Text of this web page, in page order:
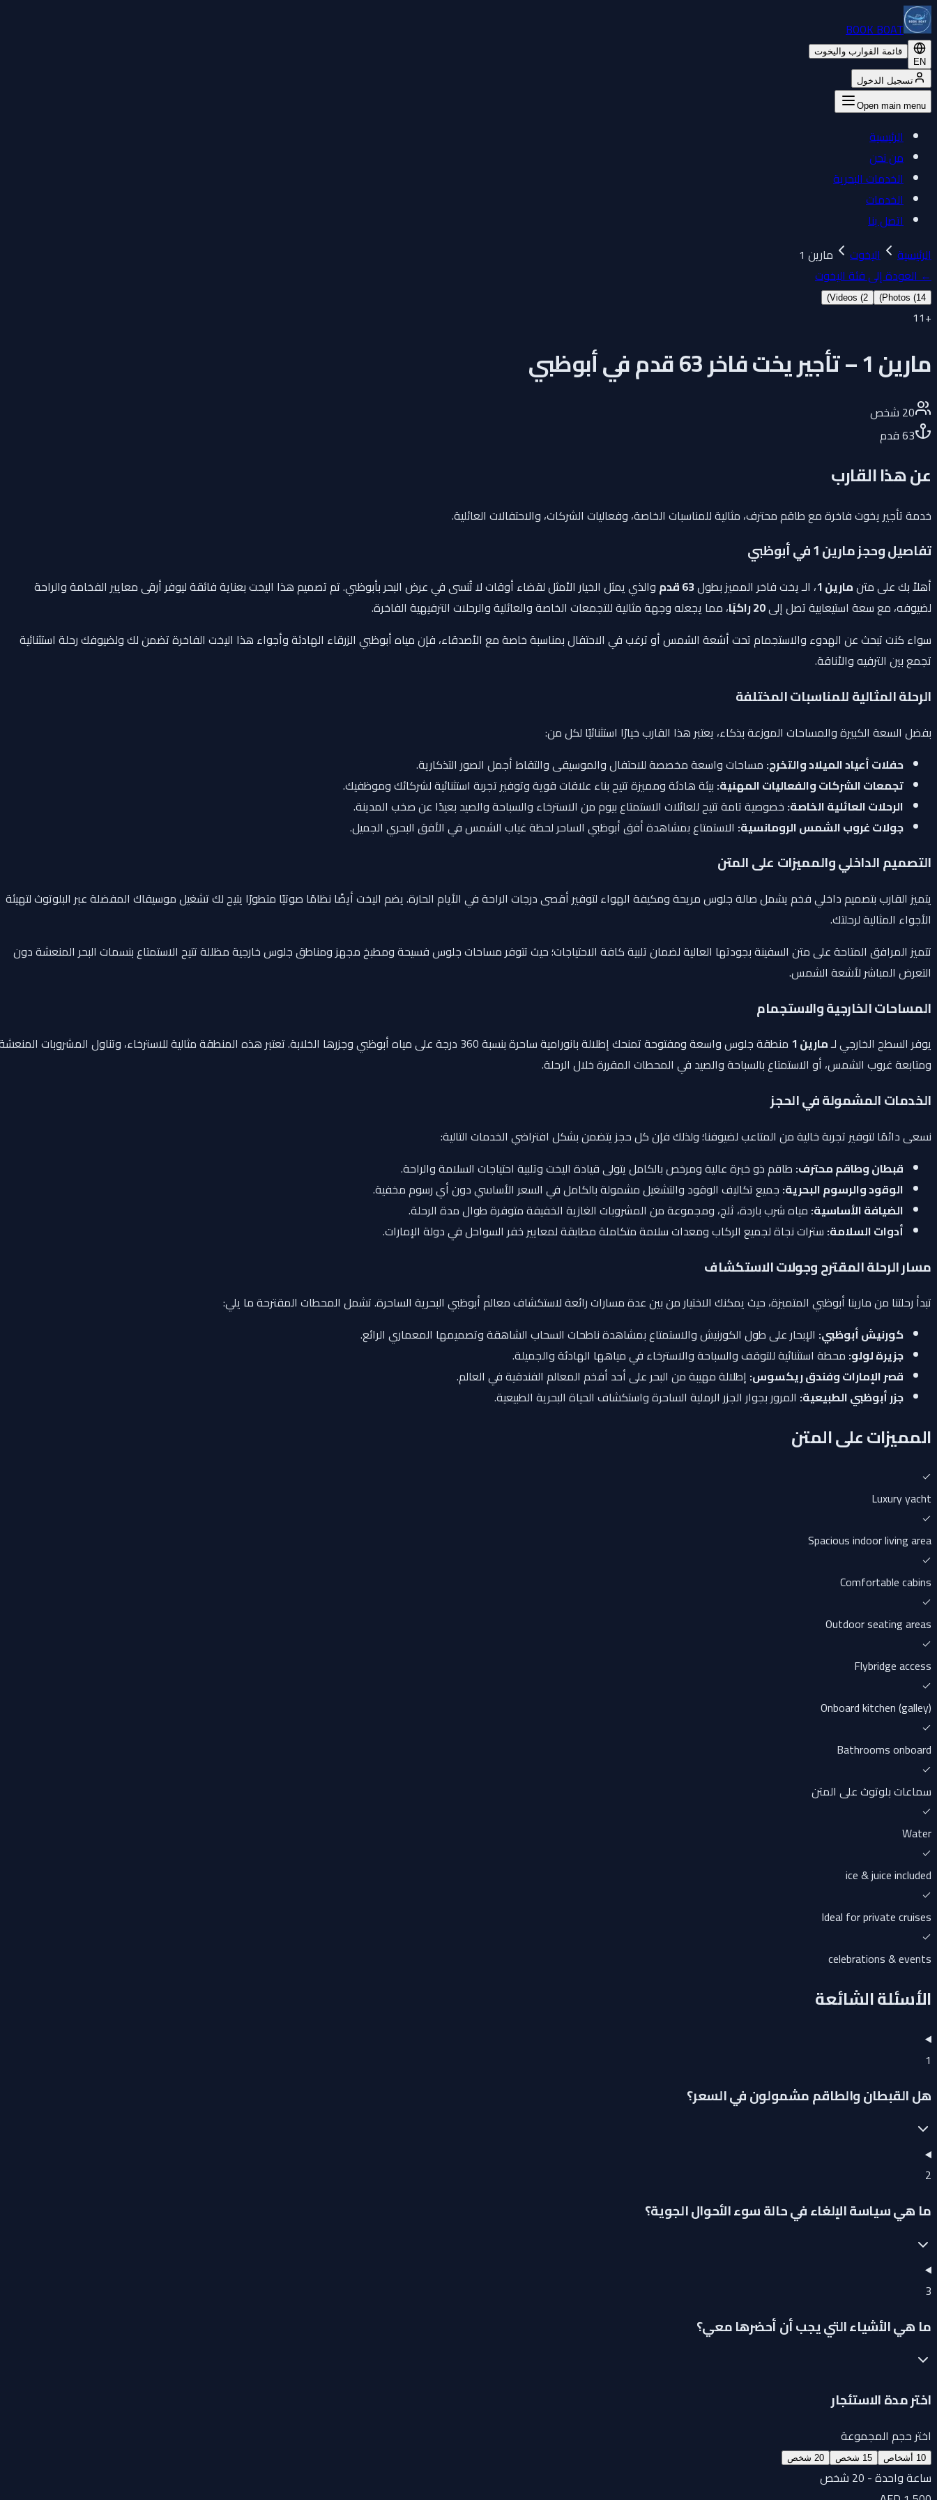
BOOK BOAT
EN
قائمة القوارب واليخوت
تسجيل الدخول
Open main menu
الرئيسية
من نحن
الخدمات البحرية
الخدمات
اتصل بنا
الرئيسية
اليخوت
مارين 1
←العودة إلى فئة اليخوت
Photos (14
)
Videos (2
)
+
11
مارين 1 – تأجير يخت فاخر 63 قدم في أبوظبي
20 شخص
63قدم
عن هذا القارب
خدمة تأجير يخوت فاخرة مع طاقم محترف، مثالية للمناسبات الخاصة، وفعاليات الشركات، والاحتفالات العائلية.
تفاصيل وحجز مارين 1 في أبوظبي
أهلاً بك على متنمارين 1 ، الـ يخت فاخر المميز بطول63 قدم
والذي يمثل الخيار الأمثل لقضاء أوقات لا تُنسى في عرض البحر بأبوظبي. تم تصميم هذا اليخت بعناية فائقة ليوفر أرقى معايير الفخامة والراحة
لضيوفه، مع سعة استيعابية تصل إلى20 راكبًا
، مما يجعله وجهة مثالية للتجمعات الخاصة والعائلية والرحلات الترفيهية الفاخرة.
سواء كنت تبحث عن الهدوء والاستجمام تحت أشعة الشمس أو ترغب في الاحتفال بمناسبة خاصة مع الأصدقاء، فإن مياه أبوظبي الزرقاء الهادئة وأجواء هذا اليخت الفاخرة تضمن لك ولضيوفك رحلة استثنائية
تجمع بين الترفيه والأناقة.
الرحلة المثالية للمناسبات المختلفة
بفضل السعة الكبيرة والمساحات الموزعة بذكاء، يعتبر هذا القارب خيارًا استثنائيًا لكل من:
حفلات أعياد الميلاد والتخرج: مساحات واسعة مخصصة للاحتفال والموسيقى والتقاط أجمل الصور التذكارية.
تجمعات الشركات والفعاليات المهنية: بيئة هادئة ومميزة تتيح بناء علاقات قوية وتوفير تجربة استثنائية لشركائك وموظفيك.
الرحلات العائلية الخاصة: خصوصية تامة تتيح للعائلات الاستمتاع بيوم من الاسترخاء والسباحة والصيد بعيدًا عن صخب المدينة.
جولات غروب الشمس الرومانسية: الاستمتاع بمشاهدة أفق أبوظبي الساحر لحظة غياب الشمس في الأفق البحري الجميل.
التصميم الداخلي والمميزات على المتن
يتميز القارب بتصميم داخلي فخم يشمل صالة جلوس مريحة ومكيفة الهواء لتوفير أقصى درجات الراحة في الأيام الحارة. يضم اليخت أيضًا نظامًا صوتيًا متطورًا يتيح لك تشغيل موسيقاك المفضلة عبر البلوتوث لتهيئة
الأجواء المثالية لرحلتك.
تتميز المرافق المتاحة على متن السفينة بجودتها العالية لضمان تلبية كافة الاحتياجات؛ حيث تتوفر مساحات جلوس فسيحة ومطبخ مجهز ومناطق جلوس خارجية مظللة تتيح الاستمتاع بنسمات البحر المنعشة دون
التعرض المباشر لأشعة الشمس.
المساحات الخارجية والاستجمام
يوفر السطح الخارجي لـمارين 1
منطقة جلوس واسعة ومفتوحة تمنحك إطلالة بانورامية ساحرة بنسبة 360 درجة على مياه أبوظبي وجزرها الخلابة. تعتبر هذه المنطقة مثالية للاسترخاء، وتناول المشروبات
ومتابعة غروب الشمس، أو الاستمتاع بالسباحة والصيد في المحطات المقررة خلال الرحلة.
الخدمات المشمولة في الحجز
نسعى دائمًا لتوفير تجربة خالية من المتاعب لضيوفنا؛ ولذلك فإن كل حجز يتضمن بشكل افتراضي الخدمات التالية:
قبطان وطاقم محترف: طاقم ذو خبرة عالية ومرخص بالكامل يتولى قيادة اليخت وتلبية احتياجات السلامة والراحة.
الوقود والرسوم البحرية: جميع تكاليف الوقود والتشغيل مشمولة بالكامل في السعر الأساسي دون أي رسوم مخفية.
الضيافة الأساسية: مياه شرب باردة، ثلج، ومجموعة من المشروبات الغازية الخفيفة متوفرة طوال مدة الرحلة.
أدوات السلامة: سترات نجاة لجميع الركاب ومعدات سلامة متكاملة مطابقة لمعايير خفر السواحل في دولة الإمارات.
مسار الرحلة المقترح وجولات الاستكشاف
تبدأ رحلتنا من مارينا أبوظبي المتميزة، حيث يمكنك الاختيار من بين عدة مسارات رائعة لاستكشاف معالم أبوظبي البحرية الساحرة. تشمل المحطات المقترحة ما يلي:
كورنيش أبوظبي: الإبحار على طول الكورنيش والاستمتاع بمشاهدة ناطحات السحاب الشاهقة وتصميمها المعماري الرائع.
جزيرة لولو: محطة استثنائية للتوقف والسباحة والاسترخاء في مياهها الهادئة والجميلة.
قصر الإمارات وفندق ريكسوس: إطلالة مهيبة من البحر على أحد أفخم المعالم الفندقية في العالم.
جزر أبوظبي الطبيعية: المرور بجوار الجزر الرملية الساحرة واستكشاف الحياة البحرية الطبيعية.
المميزات على المتن
Luxury yacht
Spacious indoor living area
Comfortable cabins
Outdoor seating areas
Flybridge access
Onboard kitchen (galley)
Bathrooms onboard
سماعات بلوتوث على المتن
Water
ice & juice included
Ideal for private cruises
celebrations & events
الأسئلة الشائعة
1
هل القبطان والطاقم مشمولون في السعر؟
2
ما هي سياسة الإلغاء في حالة سوء الأحوال الجوية؟
3
ما هي الأشياء التي يجب أن أحضرها معي؟
اختر مدة الاستئجار
اختر حجم المجموعة
10 أشخاص 15 شخص 20 شخص
ساعة واحدة - 20 شخص